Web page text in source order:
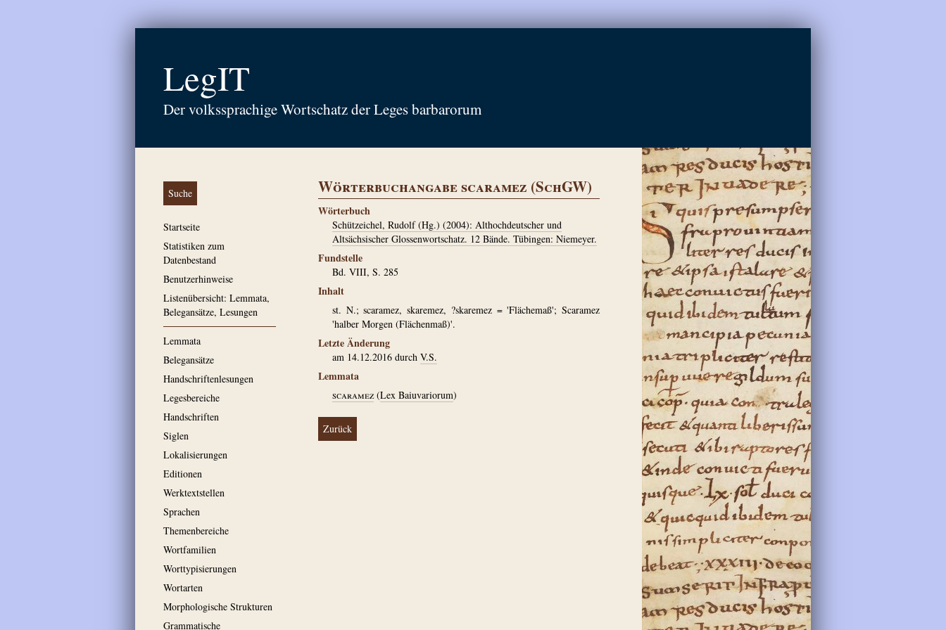
LegIT
Der volkssprachige Wortschatz der Leges barbarorum
Suche
Startseite
Statistiken zum
Datenbestand
Benutzerhinweise
Listenübersicht: Lemmata,
Belegansätze, Lesungen
Lemmata
Belegansätze
Handschriftenlesungen
Legesbereiche
Handschriften
Siglen
Lokalisierungen
Editionen
Werktextstellen
Sprachen
Themenbereiche
Wortfamilien
Worttypisierungen
Wortarten
Morphologische Strukturen
Grammatische
Wörterbuchangabe scaramez (SchGW)
Wörterbuch
Schützeichel, Rudolf (Hg.) (2004): Althochdeutscher und
Altsächsischer Glossenwortschatz. 12 Bände. Tübingen: Niemeyer.
Fundstelle
Bd. VIII, S. 285
Inhalt
st. N.; scaramez, skaremez, ?skaremez = 'Flächemaß'; Scaramez
'halber Morgen (Flächenmaß)'.
Letzte Änderung
am 14.12.2016 durch V.S.
Lemmata
scaramez(Lex Baiuvariorum)
Zurück